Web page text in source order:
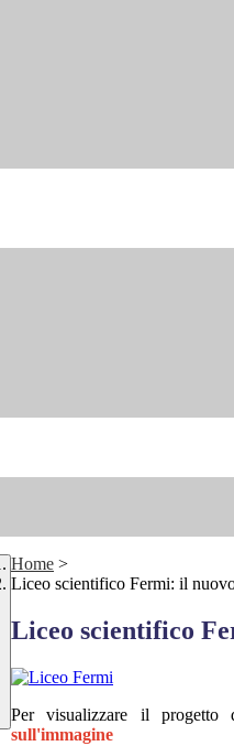
Home >
Liceo scientifico Fermi: il
Liceo scientifico
Per visualizzare il
sull'immagine